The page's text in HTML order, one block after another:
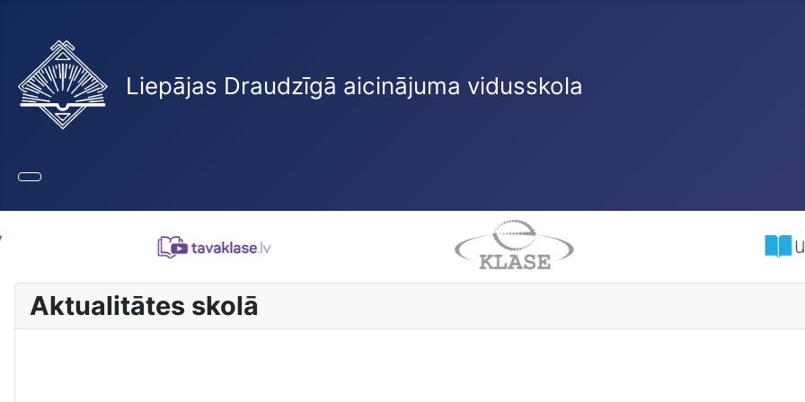
Liepājas Draudzīgā aicinājuma vidusskola
Aktualitātes skolā